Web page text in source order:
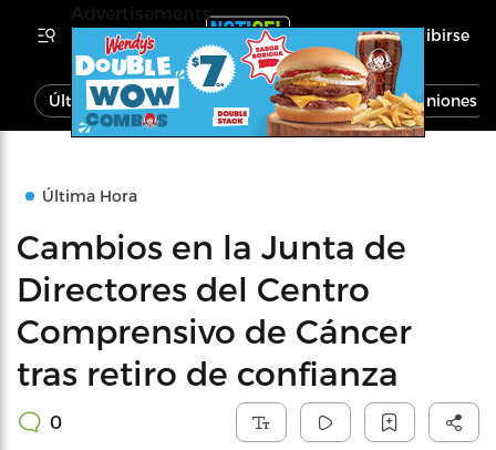
Inscribirse
Última Hora Noticias Economía Opiniones
Última Hora
Cambios en la Junta de
Directores del Centro
Comprensivo de Cáncer
tras retiro de confianza
0
Advertisements